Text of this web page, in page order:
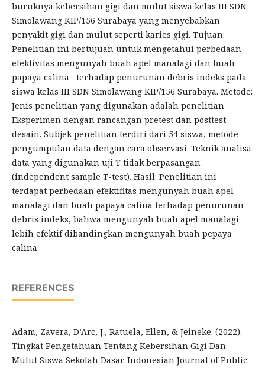
buruknya kebersihan gigi dan mulut siswa kelas III SDN
Simolawang KIP/156 Surabaya yang menyebabkan
penyakit gigi dan mulut seperti karies gigi. Tujuan:
Penelitian ini bertujuan untuk mengetahui perbedaan
efektivitas mengunyah buah apel manalagi dan buah
papaya calina terhadap penurunan debris indeks pada
siswa kelas III SDN Simolawang KIP/156 Surabaya. Metode:
Jenis penelitian yang digunakan adalah penelitian
Eksperimen dengan rancangan pretest dan posttest
desain. Subjek penelitian terdiri dari 54 siswa, metode
pengumpulan data dengan cara observasi. Teknik analisa
data yang digunakan uji T tidak berpasangan
(independent sample T-test). Hasil: Penelitian ini
terdapat perbedaan efektifitas mengunyah buah apel
manalagi dan buah papaya calina terhadap penurunan
debris indeks, bahwa mengunyah buah apel manalagi
lebih efektif dibandingkan mengunyah buah pepaya
calina
REFERENCES
Adam, Zavera, D’Arc, J., Ratuela, Ellen, & Jeineke. (2022).
Tingkat Pengetahuan Tentang Kebersihan Gigi Dan
Mulut Siswa Sekolah Dasar. Indonesian Journal of Public